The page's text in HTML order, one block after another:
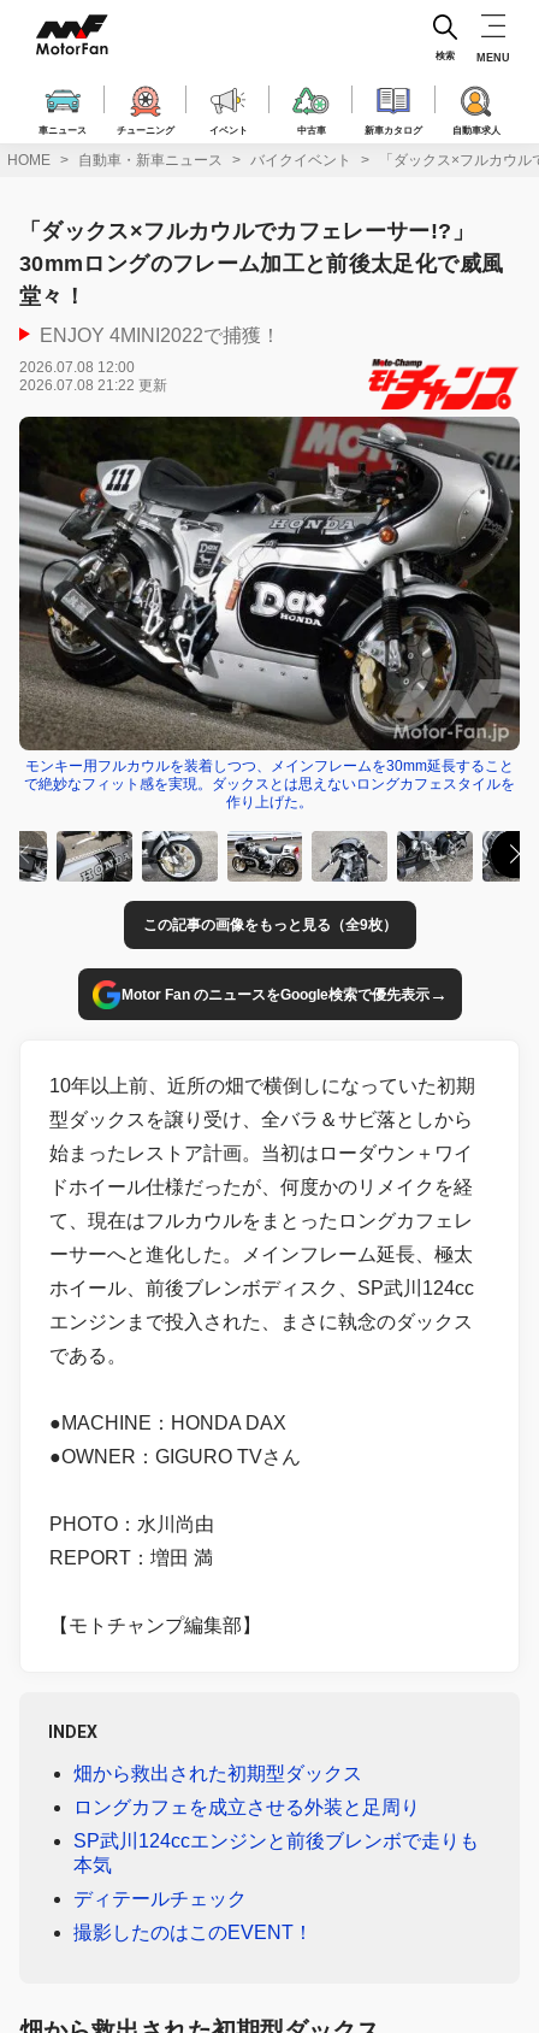
ス
車ニュース チューニング イベント 中古車 新車カタログ 自動車求人
検索 MENU
HOME 自動車・新車ニュース バイクイベント 「ダックス×フルカウ
「ダックス×フルカウルでカフェレーサー!?」
30mmロングのフレーム加工と前後太足化で威風
堂々！
ENJOY 4MINI2022で捕獲！
2026.07.08 12:00
2026.07.08 21:22 更新
モンキー用フルカウルを装着しつつ、メインフレームを30mm延長すること
で絶妙なフィット感を実現。ダックスとは思えないロングカフェスタイルを
作り上げた。
この記事の画像をもっと見る（全9枚）
Motor Fan のニュースをGoogle検索で優先表示→
10年以上前、近所の畑で横倒しになっていた初期
型ダックスを譲り受け、全バラ＆サビ落としから
始まったレストア計画。当初はローダウン＋ワイ
ドホイール仕様だったが、何度かのリメイクを経
て、現在はフルカウルをまとったロングカフェレ
ーサーへと進化した。メインフレーム延長、極太
ホイール、前後ブレンボディスク、SP武川124cc
エンジンまで投入された、まさに執念のダックス
である。
●MACHINE：HONDA DAX
●OWNER：GIGURO TVさん
PHOTO：水川尚由
REPORT：増田 満
【モトチャンプ編集部】
INDEX
畑から救出された初期型ダックス
ロングカフェを成立させる外装と足周り
SP武川124ccエンジンと前後ブレンボで走りも
本気
ディテールチェック
撮影したのはこのEVENT！